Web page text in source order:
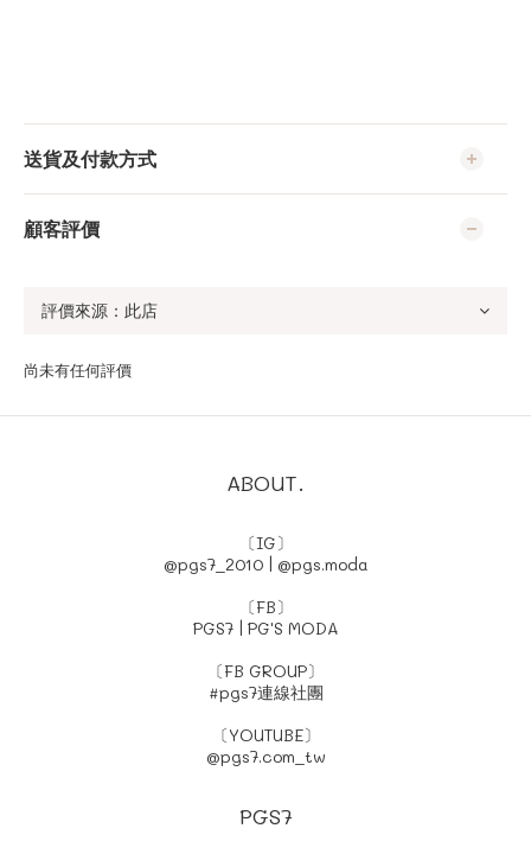
送貨及付款方式
顧客評價
尚未有任何評價
ABOUT.
〔IG〕
@pgs7_2010| @pgs.moda
〔FB〕
PGS7| PG'S MODA
〔FB GROUP〕
#pgs7連線社團
〔YOUTUBE〕
@pgs7.com_tw
PGS7